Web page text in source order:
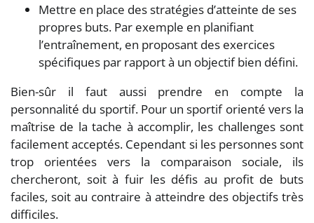
Mettre en place des stratégies d’atteinte de ses
propres buts. Par exemple en planifiant
l’entraînement, en proposant des exercices
spécifiques par rapport à un objectif bien défini.
Bien-sûr il faut aussi prendre en compte la
personnalité du sportif. Pour un sportif orienté vers la
maîtrise de la tache à accomplir, les challenges sont
facilement acceptés. Cependant si les personnes sont
trop orientées vers la comparaison sociale, ils
chercheront, soit à fuir les défis au profit de buts
faciles, soit au contraire à atteindre des objectifs très
difficiles.